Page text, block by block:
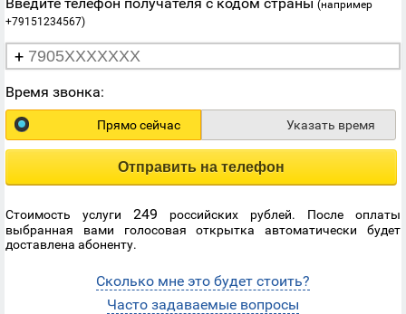
(например
+79151234567)
+
Время звонка:
Прямо сейчас Указать время
Отправить на телефон
Стоимость услуги 249 российских рублей. После оплаты
выбранная вами голосовая открытка автоматически будет
доставлена абоненту.
Сколько мне это будет стоить?
Часто задаваемые вопросы